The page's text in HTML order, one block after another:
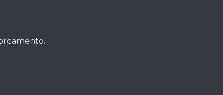
Empresa de monitoramento ambiental